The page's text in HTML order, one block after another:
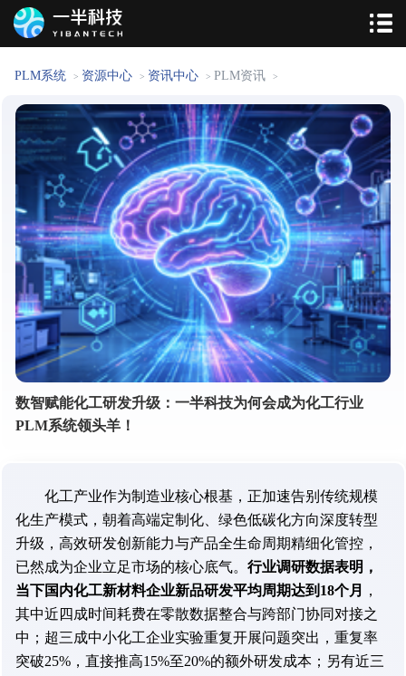
PLM系统 > 资源中心 > 资讯中心 > PLM资讯 >
数智赋能化工研发升级：一半科技为何会成为化工行业
PLM系统领头羊！
化工产业作为制造业核心根基，正加速告别传统规模
化生产模式，朝着高端定制化、绿色低碳化方向深度转型
升级，高效研发创新能力与产品全生命周期精细化管控，
已然成为企业立足市场的核心底气。 行业调研数据表明，
当下国内化工新材料企业新品研发平均周期达到18个月
，
其中近四成时间耗费在零散数据整合与跨部门协同对接之
中；超三成中小化工企业实验重复开展问题突出，重复率
突破25%，直接推高15%至20%的额外研发成本；另有近三